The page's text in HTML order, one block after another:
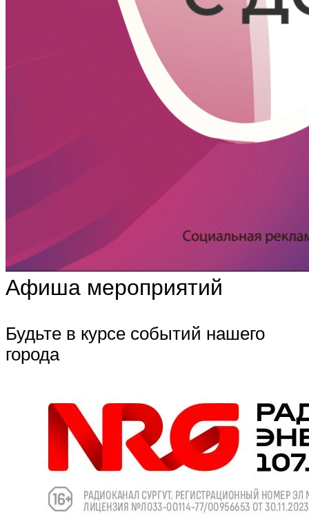
Афиша мероприятий
Будьте в курсе событий нашего
города